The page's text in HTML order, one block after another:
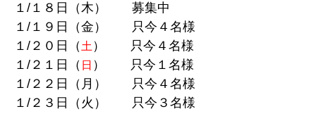
１/１８日（木） 募集中
１/１９日（金） 只今４名様
１/２０日（ 土 ） 只今４名様
１/２１日（ 日 ） 只今１名様
１/２２日（月） 只今４名様
１/２３日（火） 只今３名様